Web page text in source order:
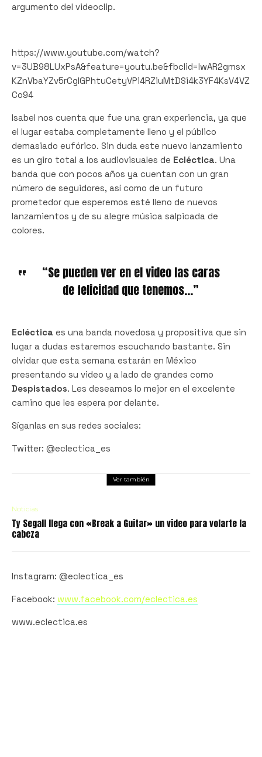
argumento del videoclip.
https://www.youtube.com/watch?
v=3UB98LUxPsA&feature=youtu.be&fbclid=IwAR2gmsx
KZnVbaYZv5rCglGPhtuCetyVPi4RZiuMtDSi4k3YF4KsV4VZ
Co94
Isabel nos cuenta que fue una gran experiencia, ya que
el lugar estaba completamente lleno y el público
demasiado eufórico. Sin duda este nuevo lanzamiento
es un giro total a los audiovisuales de Ecléctica. Una
banda que con pocos años ya cuentan con un gran
número de seguidores, así como de un futuro
prometedor que esperemos esté lleno de nuevos
lanzamientos y de su alegre música salpicada de
colores.
“Se pueden ver en el video las caras
de felicidad que tenemos…”
Ecléctica es una banda novedosa y propositiva que sin
lugar a dudas estaremos escuchando bastante. Sin
olvidar que esta semana estarán en México
presentando su video y a lado de grandes como
Despistados. Les deseamos lo mejor en el excelente
camino que les espera por delante.
Síganlas en sus redes sociales:
Twitter: @eclectica_es
Ver también
Noticias
Ty Segall llega con «Break a Guitar» un video para volarte la
cabeza
Instagram: @eclectica_es
Facebook: www.facebook.com/eclectica.es
www.eclectica.es